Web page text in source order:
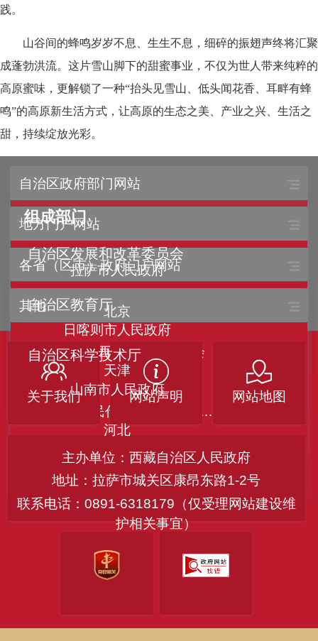
践。
山谷间的蜂鸣岁岁不息、生生不息，细碎的振翅声终将汇聚
成蓬勃洪流。这片雪山脚下的甜蜜事业，不仅为世人带来纯粹的
高原蜜味，更解锁了一种“抬头见雪山、低头闻花香、耳畔有蜂
鸣”的高原新生活方式，让高原的生态之美、产业之兴、生活之
甜，持续绽放光彩。
自治区政府部门网站
组成部门
自治区发展和改革委员会
自治区教育厅
自治区科学技术厅
自治区经济和信息化厅
自治区民族事务委员会
自治区公安厅
自治区民政厅
地方门户网站
拉萨市人民政府
日喀则市人民政府
山南市人民政府
林芝市人民政府
昌都市人民政府
那曲市人民政府
阿里地区行政公署
各省（区市）政府门户网站
北京
天津
河北
山西
内蒙古
其他
中国共产党西藏自治区委员会
西藏自治区人民代表大会常务委员会
中国人民政治协商会议西藏自治区委员会
关于我们 网站声明 网站地图
主办单位：西藏自治区人民政府
地址：拉萨市城关区康昂东路1-2号
联系电话：0891-6318179（仅受理网站建设维
护相关事宜）